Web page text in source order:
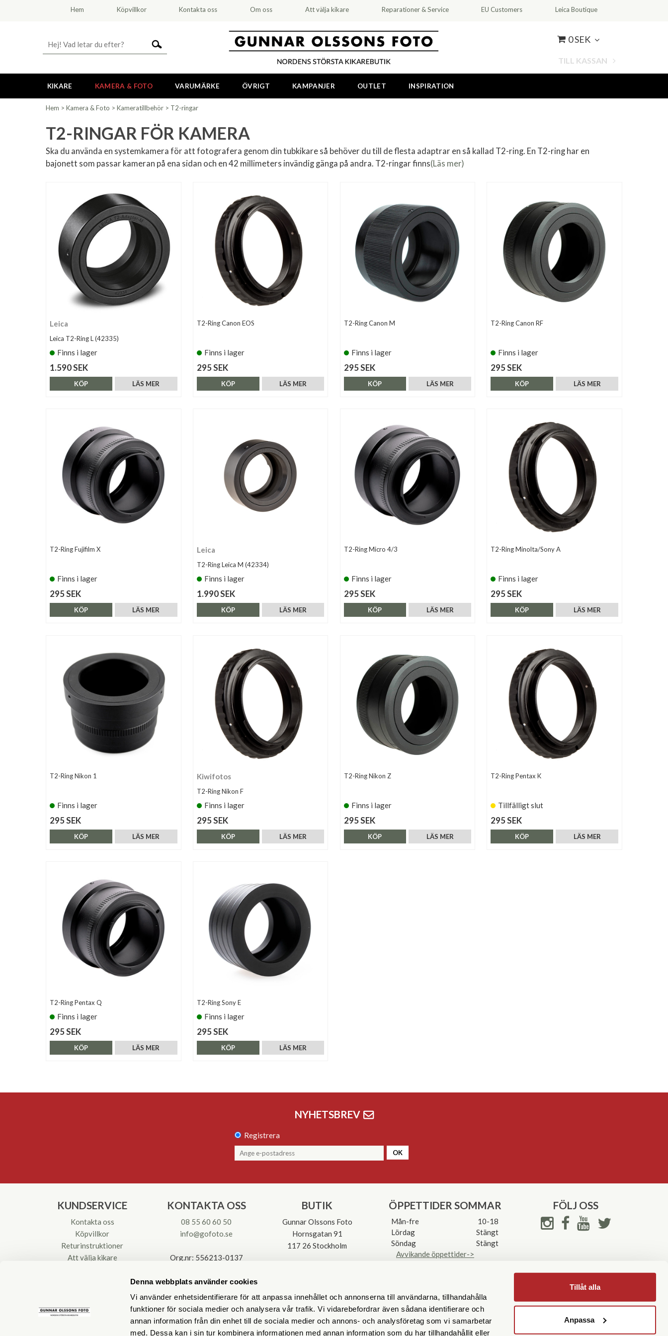
Denna webbplats använder cookies
Vi använder enhetsidentifierare för att anpassa innehållet och annonserna till användarna, tillhandahålla
funktioner för sociala medier och analysera vår trafik. Vi vidarebefordrar även sådana identifierare och
annan information från din enhet till de sociala medier och annons- och analysföretag som vi samarbetar
med. Dessa kan i sin tur kombinera informationen med annan information som du har tillhandahållit eller
Tillåt alla
Anpassa
Hem Köpvillkor Kontakta oss Om oss Att välja kikare Reparationer & Service EU Customers Leica Boutique
0 SEK
TILL KASSAN
KIKARE KAMERA & FOTO VARUMÄRKE ÖVRIGT KAMPANJER OUTLET INSPIRATION
Hem > Kamera & Foto > Kameratillbehör > T2-ringar
T2-RINGAR FÖR KAMERA
Ska du använda en systemkamera för att fotografera genom din tubkikare så behöver du till de flesta adaptrar en så kallad T2-ring. En T2-ring har en
bajonett som passar kameran på ena sidan och en 42 millimeters invändig gänga på andra. T2-ringar finns(Läs mer)
Leica
Leica T2-Ring L (42335)
Finns i lager
1.590 SEK
LÄS MER
KÖP
T2-Ring Canon EOS
Finns i lager
295 SEK
LÄS MER
KÖP
T2-Ring Canon M
Finns i lager
295 SEK
LÄS MER
KÖP
T2-Ring Canon RF
Finns i lager
295 SEK
LÄS MER
KÖP
T2-Ring Fujifilm X
Finns i lager
295 SEK
LÄS MER
KÖP
Leica
T2-Ring Leica M (42334)
Finns i lager
1.990 SEK
LÄS MER
KÖP
T2-Ring Micro 4/3
Finns i lager
295 SEK
LÄS MER
KÖP
T2-Ring Minolta/Sony A
Finns i lager
295 SEK
LÄS MER
KÖP
T2-Ring Nikon 1
Finns i lager
295 SEK
LÄS MER
KÖP
Kiwifotos
T2-Ring Nikon F
Finns i lager
295 SEK
LÄS MER
KÖP
T2-Ring Nikon Z
Finns i lager
295 SEK
LÄS MER
KÖP
T2-Ring Pentax K
Tillfälligt slut
295 SEK
LÄS MER
KÖP
T2-Ring Pentax Q
Finns i lager
295 SEK
LÄS MER
KÖP
T2-Ring Sony E
Finns i lager
295 SEK
LÄS MER
KÖP
NYHETSBREV
Registrera
OK
KUNDSERVICE
Kontakta oss
Köpvillkor
Returinstruktioner
Att välja kikare
KONTAKTA OSS
08 55 60 60 50
info@gofoto.se
Org.nr: 556213-0137
BUTIK
Gunnar Olssons Foto
Hornsgatan 91
117 26 Stockholm
ÖPPETTIDER SOMMAR
Mån-fre
10-18
Lördag
Stängt
Söndag
Stängt
Avvikande öppettider->
FÖLJ OSS